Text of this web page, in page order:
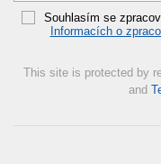
Souhlasím se
Informacích o
This site is protected by
and